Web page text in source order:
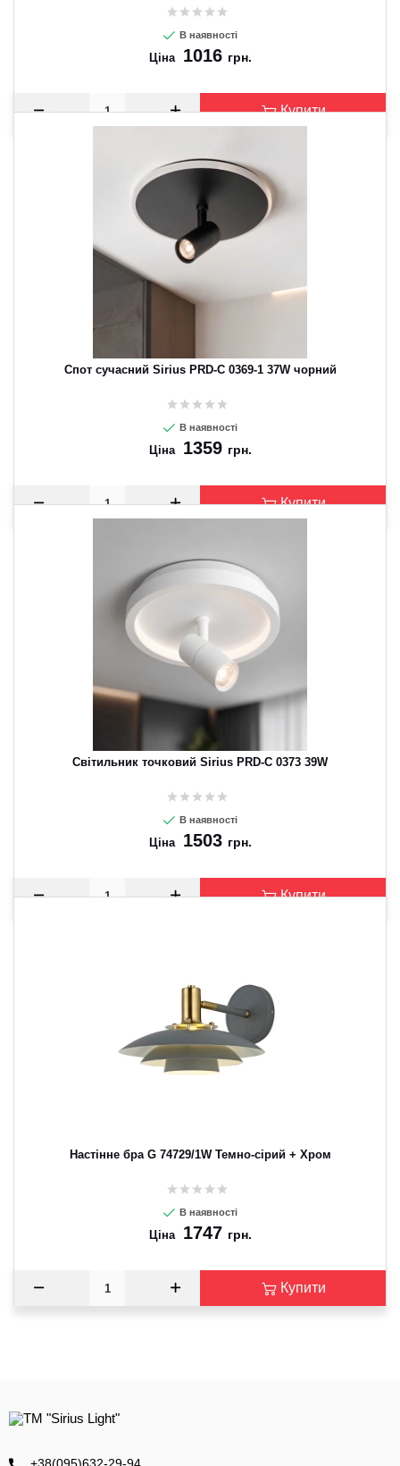
В наявності
Ціна 1016 грн.
Купити
Спот сучасний Sirius PRD-C 0369-1 37W чорний
В наявності
Ціна 1359 грн.
Купити
Світильник точковий Sirius PRD-C 0373 39W
В наявності
Ціна 1503 грн.
Купити
Настінне бра G 74729/1W Темно-сірий + Хром
В наявності
Ціна 1747 грн.
Купити